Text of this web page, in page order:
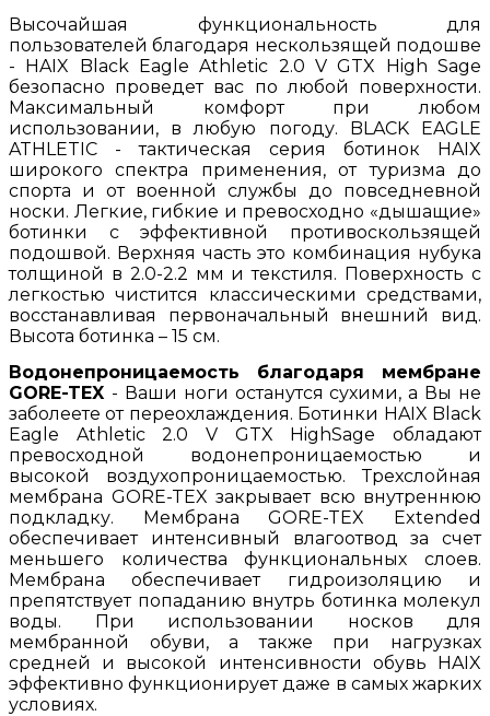
Высочайшая функциональность для
пользователей благодаря нескользящей подошве
- HAIX Black Eagle Athletic 2.0 V GTX High Sage
безопасно проведет вас по любой поверхности.
Максимальный комфорт при любом
использовании, в любую погоду. BLACK EAGLE
ATHLETIC - тактическая серия ботинок HAIX
широкого спектра применения, от туризма до
спорта и от военной службы до повседневной
носки. Легкие, гибкие и превосходно «дышащие»
ботинки с эффективной противоскользящей
подошвой. Верхняя часть это комбинация нубука
толщиной в 2.0-2.2 мм и текстиля. Поверхность с
легкостью чистится классическими средствами,
восстанавливая первоначальный внешний вид.
Высота ботинка – 15 см.
Водонепроницаемость благодаря мембране
GORE-TEX - Ваши ноги останутся сухими, а Вы не
заболеете от переохлаждения. Ботинки HAIX Black
Eagle Athletic 2.0 V GTX HighSage обладают
превосходной водонепроницаемостью и
высокой воздухопроницаемостью. Трехслойная
мембрана GORE-TEX закрывает всю внутреннюю
подкладку. Мембрана GORE-TEX Extended
обеспечивает интенсивный влагоотвод за счет
меньшего количества функциональных слоев.
Мембрана обеспечивает гидроизоляцию и
препятствует попаданию внутрь ботинка молекул
воды. При использовании носков для
мембранной обуви, а также при нагрузках
средней и высокой интенсивности обувь HAIX
эффективно функционирует даже в самых жарких
условиях.